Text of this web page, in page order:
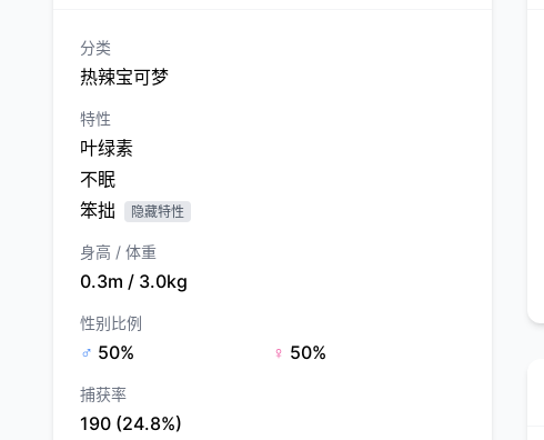
分类
热辣宝可梦
特性
叶绿素
不眠
笨拙
隐藏特性
身高 / 体重
0.3m / 3.0kg
性别比例
♂ 50% ♀ 50%
捕获率
190 (24.8%)